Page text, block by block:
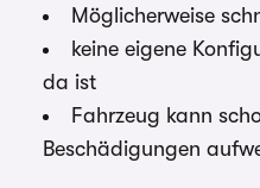
Möglicherweise
keine eigene
da ist
Fahrzeug kann
Beschädigungen